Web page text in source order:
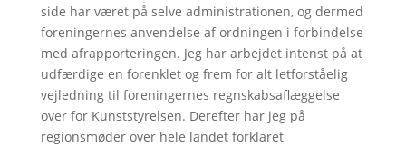
side har været på selve administrationen, og dermed
foreningernes anvendelse af ordningen i forbindelse
med afrapporteringen. Jeg har arbejdet intenst på at
udfærdige en forenklet og frem for alt letforståelig
vejledning til foreningernes regnskabsaflæggelse
over for Kunststyrelsen. Derefter har jeg på
regionsmøder over hele landet forklaret